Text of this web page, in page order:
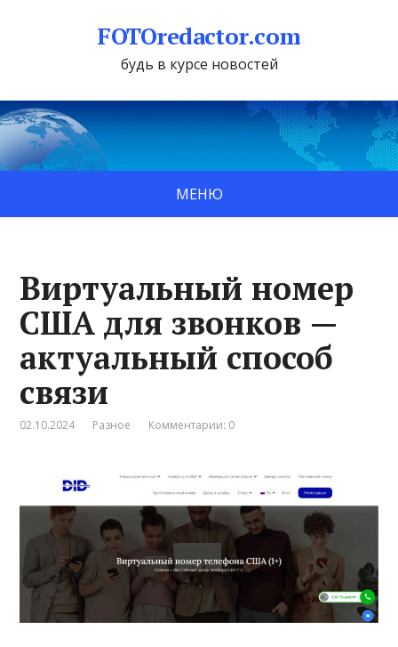
FOTOredactor.com
будь в курсе новостей
МЕНЮ
Виртуальный номер
США для звонков —
актуальный способ
связи
02.10.2024 Разное Комментарии: 0